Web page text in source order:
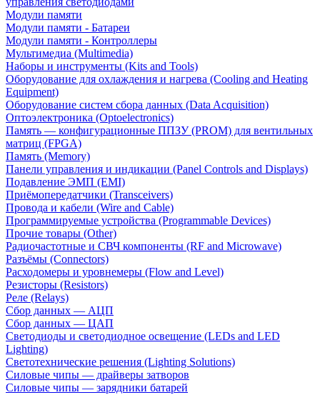
Модули памяти
Модули памяти - Батареи
Модули памяти - Контроллеры
Мультимедиа (Multimedia)
Наборы и инструменты (Kits and Tools)
Оборудование для охлаждения и нагрева (Cooling and Heating
Equipment)
Оборудование систем сбора данных (Data Acquisition)
Оптоэлектроника (Optoelectronics)
Память — конфигурационные ППЗУ (PROM) для вентильных
матриц (FPGA)
Память (Memory)
Панели управления и индикации (Panel Controls and Displays)
Подавление ЭМП (EMI)
Приёмопередатчики (Transceivers)
Провода и кабели (Wire and Cable)
Программируемые устройства (Programmable Devices)
Прочие товары (Other)
Радиочастотные и СВЧ компоненты (RF and Microwave)
Разъёмы (Connectors)
Расходомеры и уровнемеры (Flow and Level)
Резисторы (Resistors)
Реле (Relays)
Сбор данных — АЦП
Сбор данных — ЦАП
Светодиоды и светодиодное освещение (LEDs and LED
Lighting)
Светотехнические решения (Lighting Solutions)
Силовые чипы — драйверы затворов
Силовые чипы — зарядники батарей